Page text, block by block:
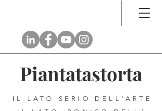
Piantatastorta
IL LATO SERIO DELL'ARTE